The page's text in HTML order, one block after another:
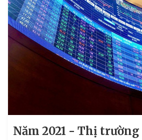
Năm 2021 - Thị